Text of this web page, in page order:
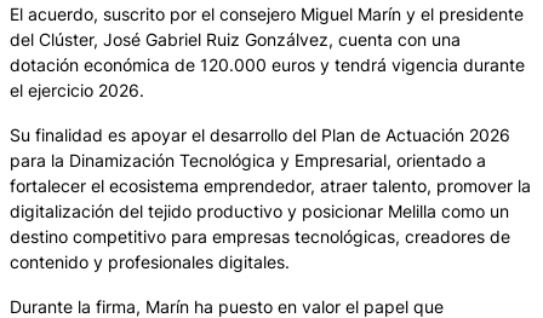
El acuerdo, suscrito por el consejero Miguel Marín y el presidente
del Clúster, José Gabriel Ruiz Gonzálvez, cuenta con una
dotación económica de 120.000 euros y tendrá vigencia durante
el ejercicio 2026.
Su finalidad es apoyar el desarrollo del Plan de Actuación 2026
para la Dinamización Tecnológica y Empresarial, orientado a
fortalecer el ecosistema emprendedor, atraer talento, promover la
digitalización del tejido productivo y posicionar Melilla como un
destino competitivo para empresas tecnológicas, creadores de
contenido y profesionales digitales.
Durante la firma, Marín ha puesto en valor el papel que